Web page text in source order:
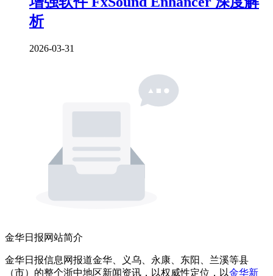
析
2026-03-31
金华日报网站简介
金华日报信息网报道金华、义乌、永康、东阳、兰溪等县
（市）的整个浙中地区新闻资讯，以权威性定位，以金华新